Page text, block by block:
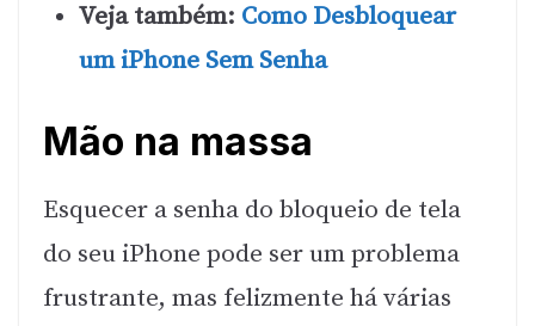
Veja também: Como Desbloquear
um iPhone Sem Senha
Mão na massa
Esquecer a senha do bloqueio de tela
do seu iPhone pode ser um problema
frustrante, mas felizmente há várias